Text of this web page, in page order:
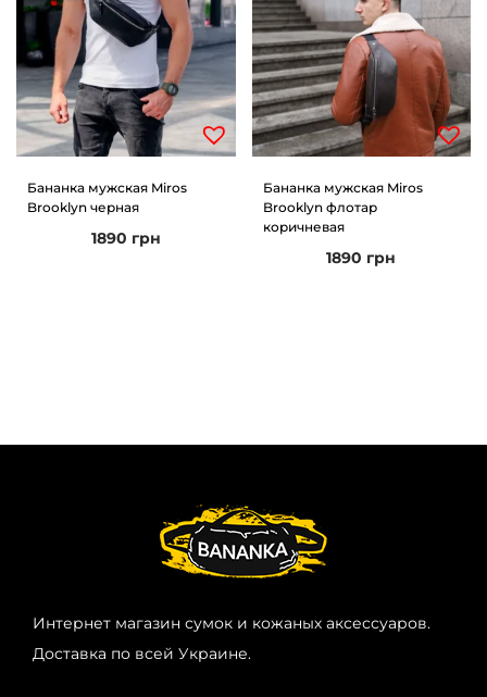
Бананка мужская Miros
Brooklyn черная
1890 грн
Бананка мужская Miros
Brooklyn флотар
коричневая
1890 грн
Интернет магазин сумок и кожаных аксессуаров.
Доставка по всей Украине.